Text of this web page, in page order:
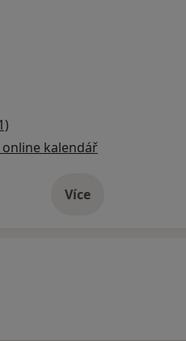
kalendář
Víceo zkušenostech